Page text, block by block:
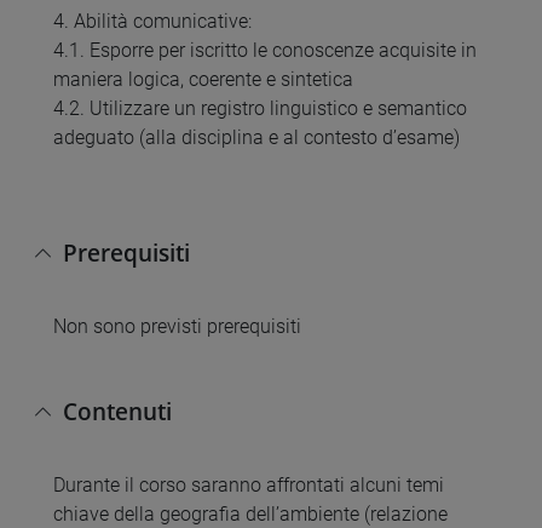
4. Abilità comunicative:
4.1. Esporre per iscritto le conoscenze acquisite in
maniera logica, coerente e sintetica
4.2. Utilizzare un registro linguistico e semantico
adeguato (alla disciplina e al contesto d’esame)
Prerequisiti
Non sono previsti prerequisiti
Contenuti
Durante il corso saranno affrontati alcuni temi
chiave della geografia dell’ambiente (relazione